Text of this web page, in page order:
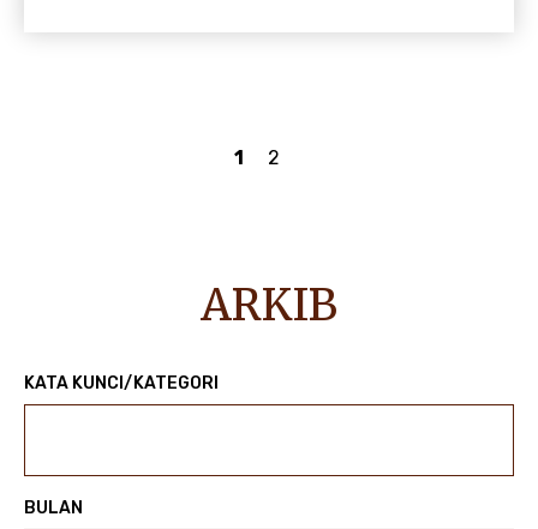
1 2
ARKIB
KATA KUNCI/KATEGORI
BULAN